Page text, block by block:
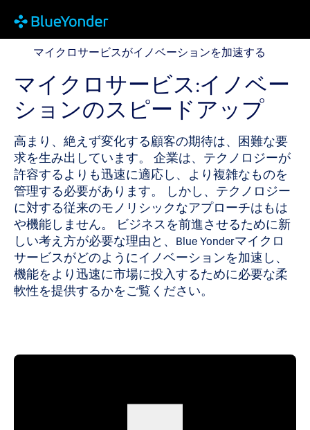
マイクロサービスがイノベーションを加速する
マイクロサービスがイノベーションを加速する
マイクロサービス:イノベー
ションのスピードアップ
高まり、絶えず変化する顧客の期待は、困難な要
求を生み出しています。 企業は、テクノロジーが
許容するよりも迅速に適応し、より複雑なものを
管理する必要があります。 しかし、テクノロジー
に対する従来のモノリシックなアプローチはもは
や機能しません。 ビジネスを前進させるために新
しい考え方が必要な理由と、Blue Yonderマイクロ
サービスがどのようにイノベーションを加速し、
機能をより迅速に市場に投入するために必要な柔
軟性を提供するかをご覧ください。